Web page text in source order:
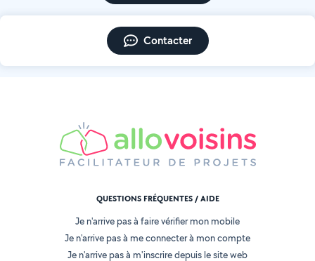
Contacter
QUESTIONS FRÉQUENTES / AIDE
Je n'arrive pas à faire vérifier mon mobile
Je n'arrive pas à me connecter à mon compte
Je n'arrive pas à m'inscrire depuis le site web